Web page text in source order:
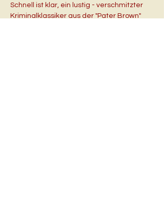
Schnell ist klar, ein lustig - verschmitzter
Kriminalklassiker aus der "Pater Brown"